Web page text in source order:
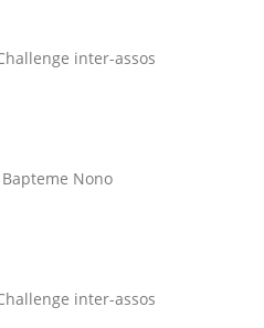
inter-assos
Nono
inter-assos